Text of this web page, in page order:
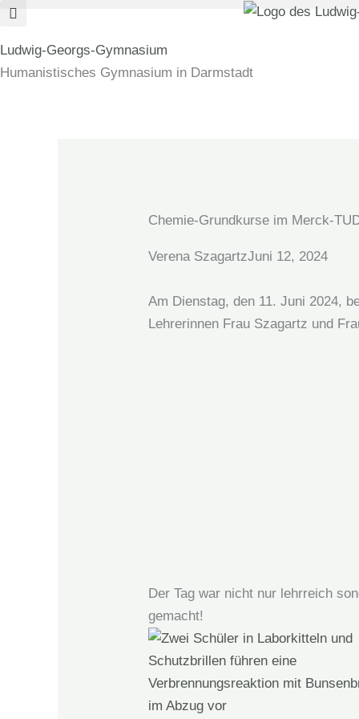
Zum
springen
Ludwig-Georgs-Gymnasium
Humanistisches Gymnasium in Darmstadt
Chemie-Grundkurse im Merck-
Verena SzagartzJuni 12, 2024
Am Dienstag, den 11. Juni 2024,
Lehrerinnen Frau Szagartz und
Der Tag war nicht nur lehrreich
gemacht!